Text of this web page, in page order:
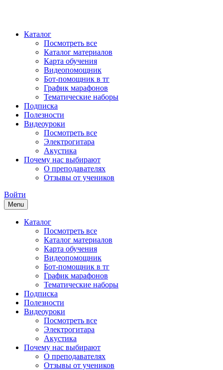
Каталог
Посмотреть все
Каталог материалов
Карта обучения
Видеопомощник
Бот-помощник в тг
График марафонов
Тематические наборы
Подписка
Полезности
Видеоуроки
Посмотреть все
Электрогитара
Акустика
Почему нас выбирают
О преподавателях
Отзывы от учеников
Войти
Menu
Каталог
Посмотреть все
Каталог материалов
Карта обучения
Видеопомощник
Бот-помощник в тг
График марафонов
Тематические наборы
Подписка
Полезности
Видеоуроки
Посмотреть все
Электрогитара
Акустика
Почему нас выбирают
О преподавателях
Отзывы от учеников